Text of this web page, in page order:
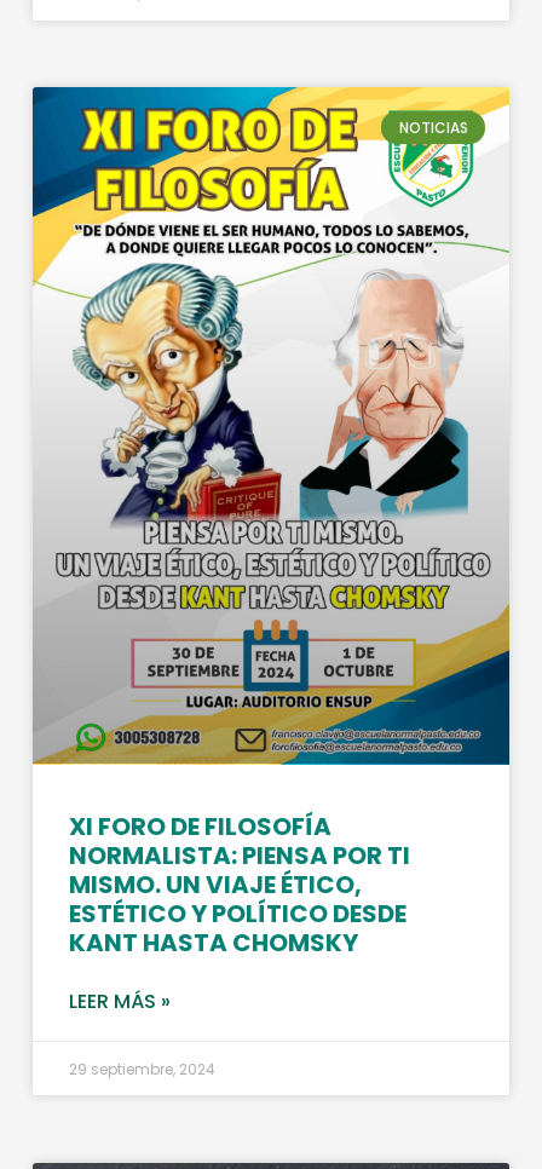
NOTICIAS
XI FORO DE FILOSOFÍA
NORMALISTA: PIENSA POR TI
MISMO. UN VIAJE ÉTICO,
ESTÉTICO Y POLÍTICO DESDE
KANT HASTA CHOMSKY
LEER MÁS »
29 septiembre, 2024